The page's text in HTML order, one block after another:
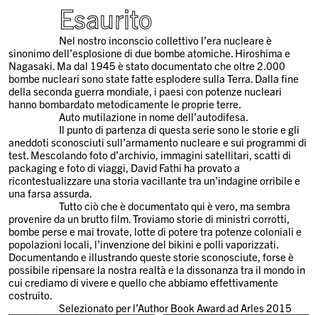
Esaurito
Nel nostro inconscio collettivo l’era nucleare è
sinonimo dell’esplosione di due bombe atomiche. Hiroshima e
Nagasaki. Ma dal 1945 è stato documentato che oltre 2.000
bombe nucleari sono state fatte esplodere sulla Terra. Dalla fine
della seconda guerra mondiale, i paesi con potenze nucleari
hanno bombardato metodicamente le proprie terre.
Auto mutilazione in nome dell’autodifesa.
Il punto di partenza di questa serie sono le storie e gli
aneddoti sconosciuti sull’armamento nucleare e sui programmi di
test. Mescolando foto d’archivio, immagini satellitari, scatti di
packaging e foto di viaggi, David Fathi ha provato a
ricontestualizzare una storia vacillante tra un’indagine orribile e
una farsa assurda.
Tutto ciò che è documentato qui è vero, ma sembra
provenire da un brutto film. Troviamo storie di ministri corrotti,
bombe perse e mai trovate, lotte di potere tra potenze coloniali e
popolazioni locali, l’invenzione del bikini e polli vaporizzati.
Documentando e illustrando queste storie sconosciute, forse è
possibile ripensare la nostra realtà e la dissonanza tra il mondo in
cui crediamo di vivere e quello che abbiamo effettivamente
costruito.
Selezionato per l’Author Book Award ad Arles 2015